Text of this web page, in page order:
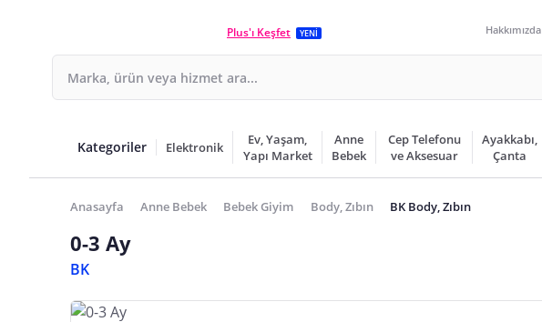
Plus'ı Keşfet YENİ Hakkımızda
Kategoriler Elektronik
Ev, Yaşam,
Yapı Market
Anne
Bebek
Cep Telefonu
ve Aksesuar
Ayakkabı,
Çanta
Anasayfa Anne Bebek Bebek Giyim Body, Zıbın BK Body, Zıbın
0-3 Ay
BK